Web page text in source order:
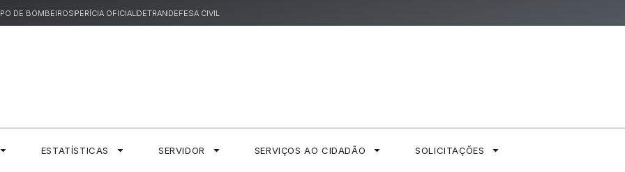
DE BOMBEIROSPERÍCIA OFICIALDETRANDEFESA CIVIL
ESTATÍSTICAS SERVIDOR SERVIÇOS AO CIDADÃO SOLICITAÇÕES